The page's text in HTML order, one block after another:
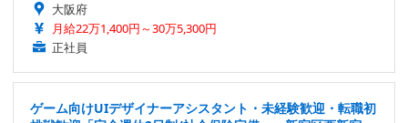
大阪府
月給22万1,400円～30万5,300円
正社員
ゲーム向けUIデザイナーアシスタント・未経験歓迎・転職初